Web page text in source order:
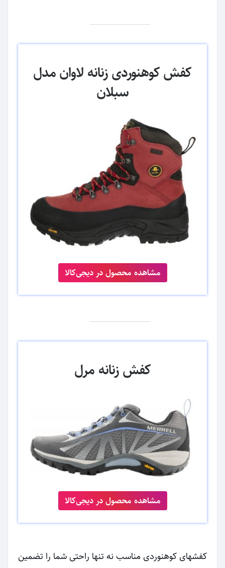
کفش کوهنوردی زنانه لاوان مدل
سبلان
مشاهده محصول در دیجی‌کالا
کفش زنانه مرل
مشاهده محصول در دیجی‌کالا
کفشهای کوهنوردی مناسب نه تنها راحتی شما را تضمین